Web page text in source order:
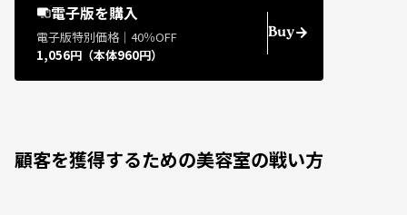
電子版を購入
電子版特別価格｜40％OFF
1,056円（本体960円）
Buy
顧客を獲得するための美容室の戦い方